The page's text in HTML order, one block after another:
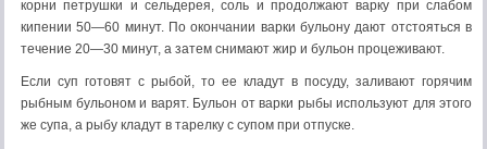
корни петрушки и сельдерея, соль и продолжают варку при слабом
кипении 50—60 минут. По окончании варки бульону дают отстояться в
течение 20—30 минут, а затем снимают жир и бульон процеживают.
Если суп готовят с рыбой, то ее кладут в посуду, заливают горячим
рыбным бульоном и варят. Бульон от варки рыбы используют для этого
же супа, а рыбу кладут в тарелку с супом при отпуске.